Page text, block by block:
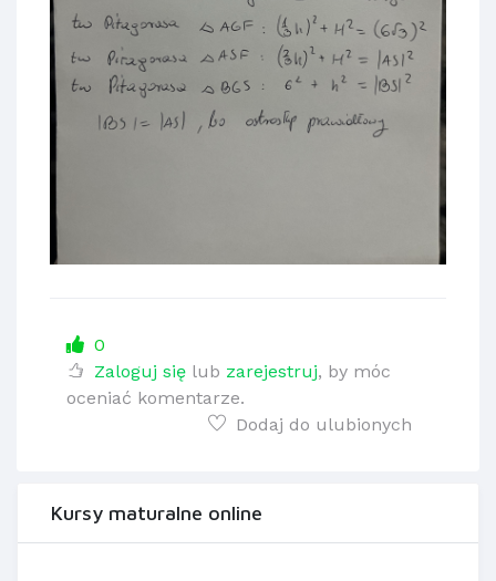
0
Zaloguj się lub zarejestruj, by móc
oceniać komentarze.
Dodaj do ulubionych
Kursy maturalne online